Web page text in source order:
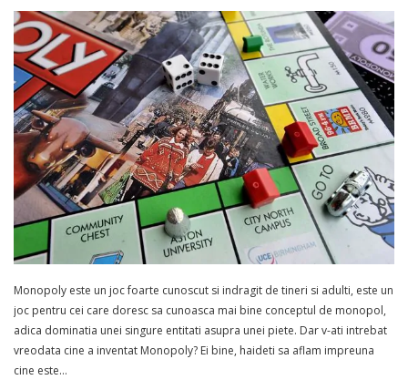
Monopoly este un joc foarte cunoscut si indragit de tineri si adulti, este un
joc pentru cei care doresc sa cunoasca mai bine conceptul de monopol,
adica dominatia unei singure entitati asupra unei piete. Dar v-ati intrebat
vreodata cine a inventat Monopoly? Ei bine, haideti sa aflam impreuna
cine este…